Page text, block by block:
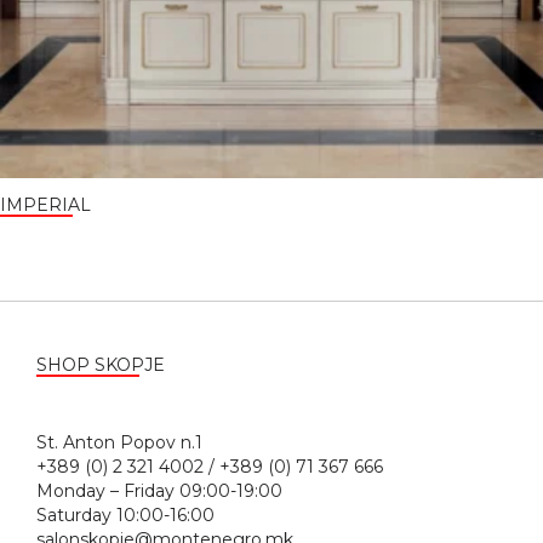
IMPERIAL
SHOP SKOPJE
St. Anton Popov n.1
+389 (0) 2 321 4002 / +389 (0) 71 367 666
Monday – Friday 09:00-19:00
Saturday 10:00-16:00